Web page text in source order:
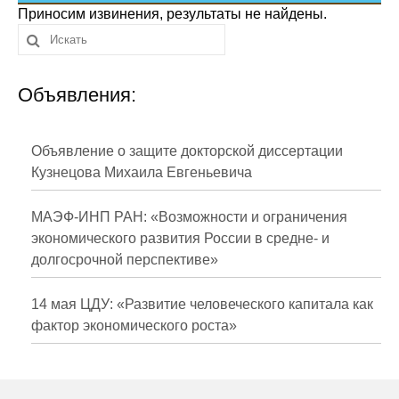
Сотрудники
Отчетность
Противодействие коррупции
Публикации
Научная жизнь
Издания
Проблемы прогнозирования
О журнале
Приносим извинения, результаты не найдены.
Объявления:
Объявление о защите докторской диссертации
Кузнецова Михаила Евгеньевича
МАЭФ-ИНП РАН: «Возможности и ограничения
экономического развития России в средне- и
долгосрочной перспективе»
14 мая ЦДУ: «Развитие человеческого капитала как
фактор экономического роста»